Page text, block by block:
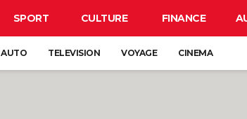
SPORT CULTURE FINANCE
AUTO TELEVISION VOYAGE CINEMA